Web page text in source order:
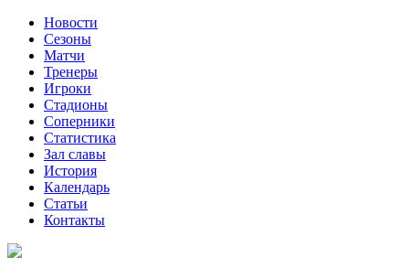
Новости
Сезоны
Матчи
Тренеры
Игроки
Стадионы
Соперники
Статистика
Зал славы
История
Календарь
Статьи
Контакты